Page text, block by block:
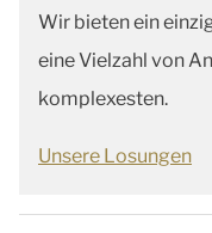
Wir bieten ein
eine Vielzahl von
komplexesten.
Unsere Losungen